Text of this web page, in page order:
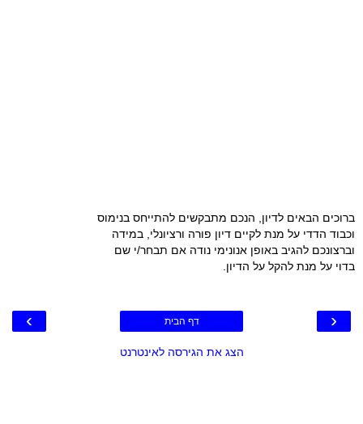
ברוכים הבאים לדיון, הנכם מתבקשים להתייחס בנימוס
וכבוד הדדי על מנת לקיים דיון פורה ורציונלי, במידה
וברצונכם להגיב באופן אנונימי נודה אם תבחר/י שם
בדוי על מנת להקל על הדיון.
‹
› דף הבית
הצג את הגירסה לאינטרנט